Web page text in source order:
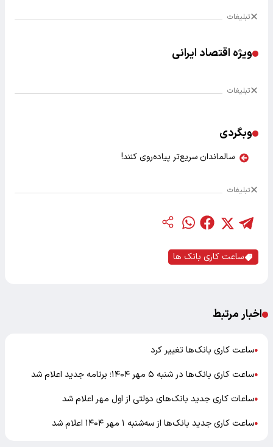
تبلیغات
ویژه اقتصاد ایرانی
تبلیغات
وبگردی
سالماندان سریع‌تر پیاده‌روی کنند!
تبلیغات
ساعت کاری بانک ها
اخبار مرتبط
●ساعت کاری بانک‌ها تغییر کرد
●ساعت کاری بانک‌ها در شنبه ۵ مهر ۱۴۰۴؛ برنامه جدید اعلام شد
●ساعات کاری جدید بانک‌های دولتی از اول مهر اعلام شد
●ساعت کاری جدید بانک‌ها از سه‌شنبه ۱ مهر ۱۴۰۴ اعلام شد